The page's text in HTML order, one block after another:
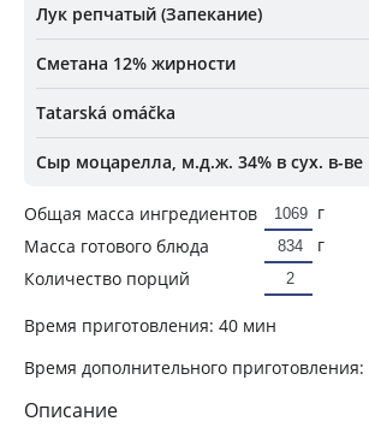
Лук репчатый (Запекание)
Сметана 12% жирности
Tatarská omáčka
Сыр моцарелла, м.д.ж. 34% в сух. в-ве
Общая масса ингредиентов
г
Масса готового блюда
г
Количество порций
Время приготовления: 40 мин
Время дополнительного приготовления:
Описание